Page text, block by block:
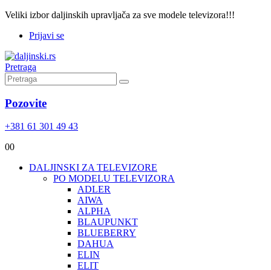
Veliki izbor daljinskih upravljača za sve modele televizora!!!
Prijavi se
Pretraga
Pozovite
+381 61 301 49 43
00
DALJINSKI ZA TELEVIZORE
PO MODELU TELEVIZORA
ADLER
AIWA
ALPHA
BLAUPUNKT
BLUEBERRY
DAHUA
ELIN
ELIT